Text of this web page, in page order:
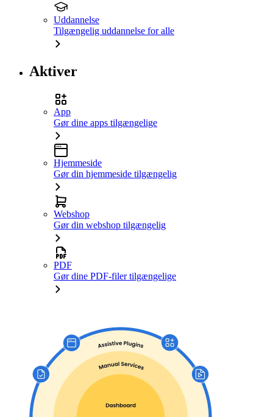
Uddannelse
Tilgængelig uddannelse for alle
Aktiver
App
Gør dine apps tilgængelige
Hjemmeside
Gør din hjemmeside tilgængelig
Webshop
Gør din webshop tilgængelig
PDF
Gør dine PDF-filer tilgængelige